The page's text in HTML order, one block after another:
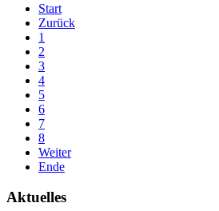
Start
Zurück
1
2
3
4
5
6
7
8
Weiter
Ende
Aktuelles